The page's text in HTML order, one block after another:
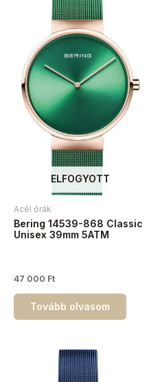
ELFOGYOTT
Acél órák
Bering 14539-868 Classic
Unisex 39mm 5ATM
47 000 Ft
Tovább olvasom